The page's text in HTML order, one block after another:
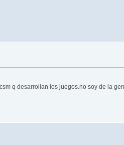
q desarrollan los juegos.no soy de la